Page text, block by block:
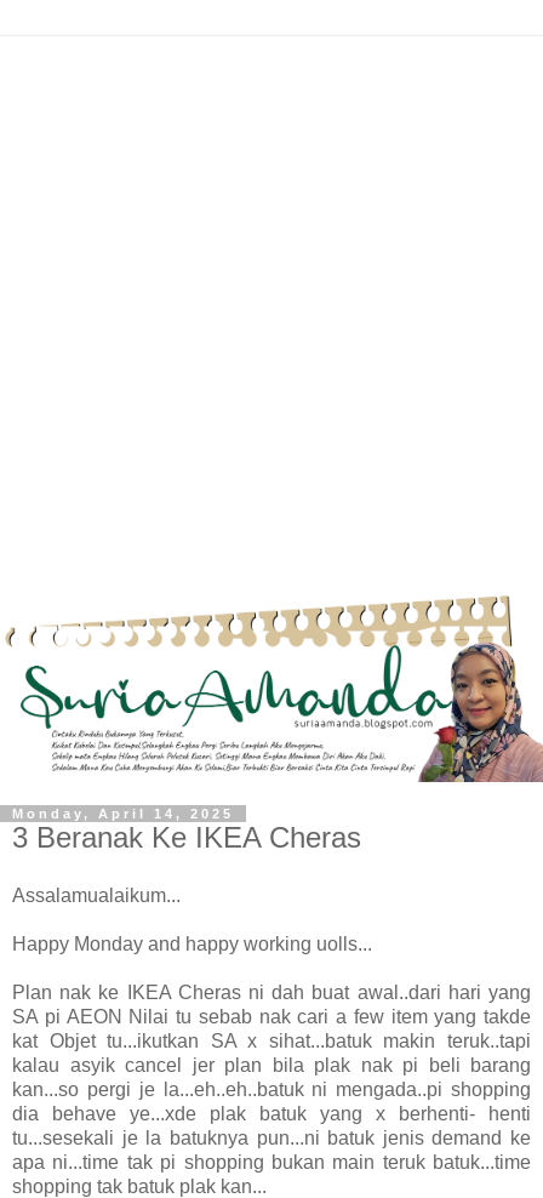
Monday, April 14, 2025
3 Beranak Ke IKEA Cheras
Assalamualaikum...
Happy Monday and happy working uolls...
Plan nak ke IKEA Cheras ni dah buat awal..dari hari yang
SA pi AEON Nilai tu sebab nak cari a few item yang takde
kat Objet tu...ikutkan SA x sihat...batuk makin teruk..tapi
kalau asyik cancel jer plan bila plak nak pi beli barang
kan...so pergi je la...eh..eh..batuk ni mengada..pi shopping
dia behave ye...xde plak batuk yang x berhenti- henti
tu...sesekali je la batuknya pun...ni batuk jenis demand ke
apa ni...time tak pi shopping bukan main teruk batuk...time
shopping tak batuk plak kan...